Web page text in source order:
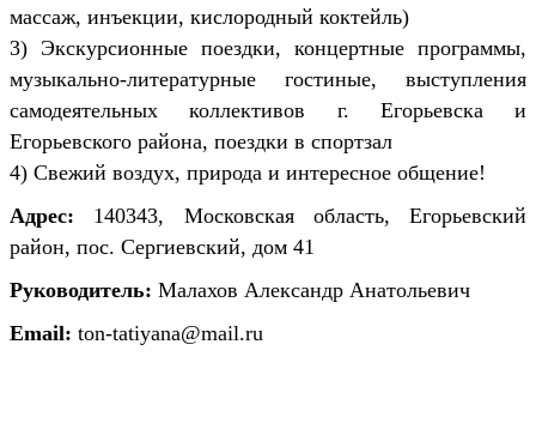
массаж, инъекции, кислородный коктейль)
3) Экскурсионные поездки, концертные программы,
музыкально-литературные гостиные, выступления
самодеятельных коллективов г. Егорьевска и
Егорьевского района, поездки в спортзал
4) Свежий воздух, природа и интересное общение!
Адрес: 140343, Московская область, Егорьевский
район, пос. Сергиевский, дом 41
Руководитель: Малахов Александр Анатольевич
Email: ton-tatiyana@mail.ru